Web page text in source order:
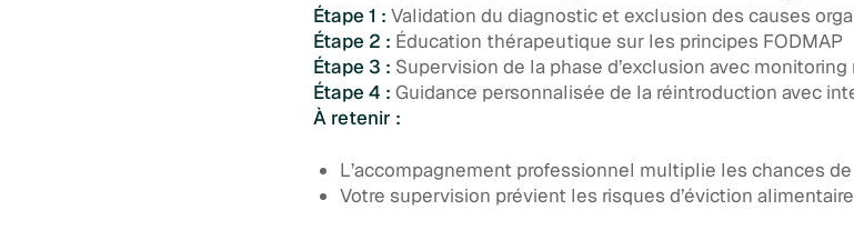
Étape 1 : Validation du diagnostic et exclusion des causes
Étape 2 : Éducation thérapeutique sur les principes FODMAP
Étape 3 : Supervision de la phase d’exclusion avec
Étape 4 : Guidance personnalisée de la réintroduction avec
À retenir :
L’accompagnement professionnel multiplie les chances
Votre supervision prévient les risques d’éviction